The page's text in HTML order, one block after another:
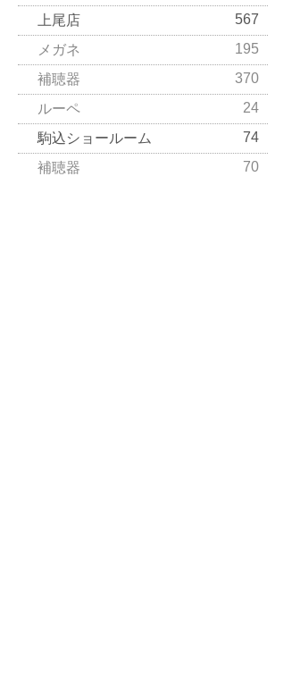
上尾店
567
メガネ
195
補聴器
370
ルーペ
24
駒込ショールーム
74
補聴器
70